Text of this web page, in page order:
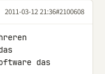
2011-03-12 21:36#2100608
das